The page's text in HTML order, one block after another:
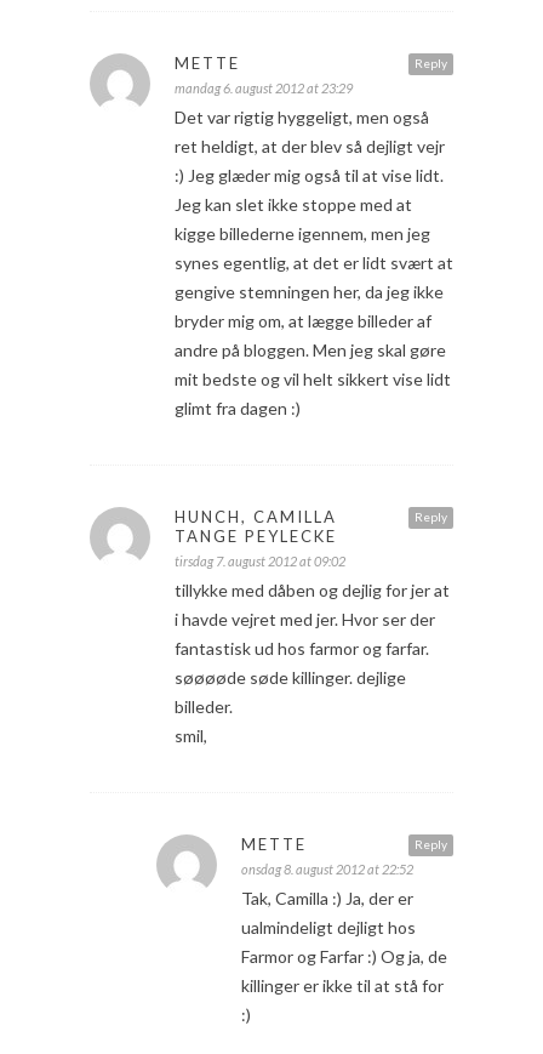
Reply
METTE
mandag 6. august 2012 at 23:29
Det var rigtig hyggeligt, men også
ret heldigt, at der blev så dejligt vejr
:) Jeg glæder mig også til at vise lidt.
Jeg kan slet ikke stoppe med at
kigge billederne igennem, men jeg
synes egentlig, at det er lidt svært at
gengive stemningen her, da jeg ikke
bryder mig om, at lægge billeder af
andre på bloggen. Men jeg skal gøre
mit bedste og vil helt sikkert vise lidt
glimt fra dagen :)
Reply
HUNCH, CAMILLA
TANGE PEYLECKE
tirsdag 7. august 2012 at 09:02
tillykke med dåben og dejlig for jer at
i havde vejret med jer. Hvor ser der
fantastisk ud hos farmor og farfar.
søøøøde søde killinger. dejlige
billeder.
smil,
Reply
METTE
onsdag 8. august 2012 at 22:52
Tak, Camilla :) Ja, der er
ualmindeligt dejligt hos
Farmor og Farfar :) Og ja, de
killinger er ikke til at stå for
:)